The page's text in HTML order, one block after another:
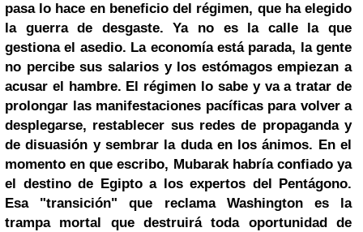
pasa lo hace en beneficio del régimen, que ha elegido
la guerra de desgaste. Ya no es la calle la que
gestiona el asedio. La economía está parada, la gente
no percibe sus salarios y los estómagos empiezan a
acusar el hambre. El régimen lo sabe y va a tratar de
prolongar las manifestaciones pacíficas para volver a
desplegarse, restablecer sus redes de propaganda y
de disuasión y sembrar la duda en los ánimos. En el
momento en que escribo, Mubarak habría confiado ya
el destino de Egipto a los expertos del Pentágono.
Esa "transición" que reclama Washingtones la
trampa mortal que destruirá toda oportunidad de